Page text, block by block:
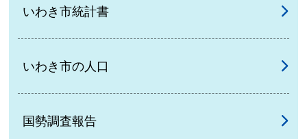
いわき市統計書
いわき市の人口
国勢調査報告